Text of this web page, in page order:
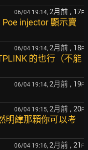
06/04 19:14, 2月前 , 17F
injector 顯示賣
06/04 19:14, 2月前 , 18F
的也行（不能
06/04 19:14, 2月前 , 19F
06/04 19:15, 2月前 , 20F
明緯那顆你可以考
06/04 19:16, 2月前 , 21 F